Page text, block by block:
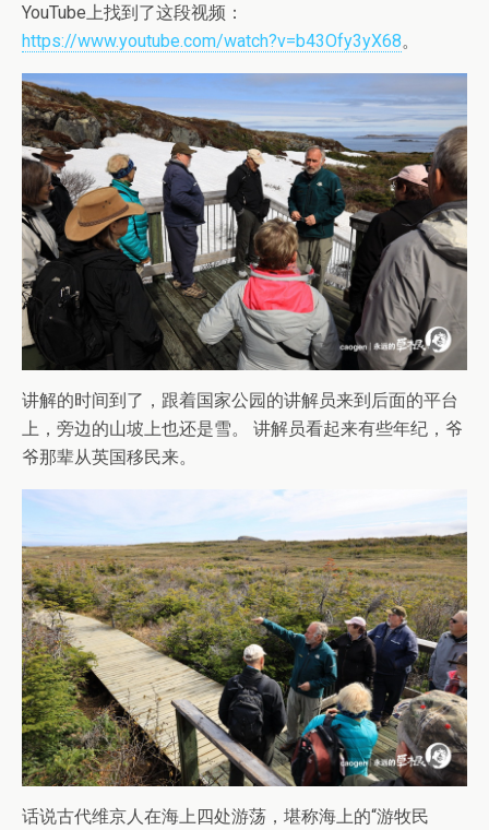
YouTube上找到了这段视频：
https://www.youtube.com/watch?v=b43Ofy3yX68。
讲解的时间到了，跟着国家公园的讲解员来到后面的平台
上，旁边的山坡上也还是雪。 讲解员看起来有些年纪，爷
爷那辈从英国移民来。
话说古代维京人在海上四处游荡，堪称海上的“游牧民